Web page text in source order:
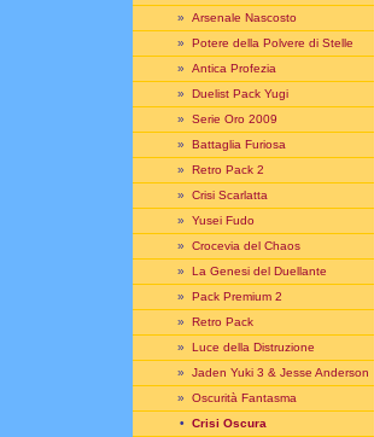
» Arsenale Nascosto
» Potere della Polvere di Stelle
» Antica Profezia
» Duelist Pack Yugi
» Serie Oro 2009
» Battaglia Furiosa
» Retro Pack 2
» Crisi Scarlatta
» Yusei Fudo
» Crocevia del Chaos
» La Genesi del Duellante
» Pack Premium 2
» Retro Pack
» Luce della Distruzione
» Jaden Yuki 3 & Jesse Anderson
» Oscurità Fantasma
• Crisi Oscura